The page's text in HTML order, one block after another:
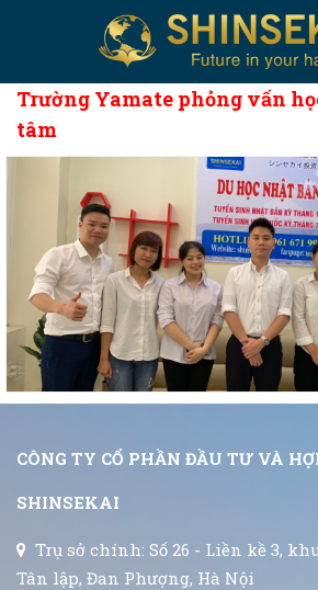
Trường Yamate phỏng vấn
tâm
CÔNG TY CỔ PHẦN ĐẦU TƯ VÀ
SHINSEKAI
Trụ sở chính: Số 26 - Liền kề 3,
Tân lập, Đan Phượng, Hà Nội